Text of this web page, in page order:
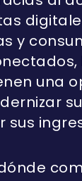
y
una
sus